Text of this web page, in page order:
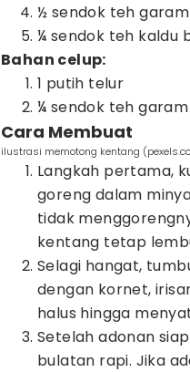
½ sendok teh
¼ sendok teh kaldu
Bahan celup:
1 putih telur
¼ sendok teh garam
Cara Membuat
ilustrasi memotong kentang
Langkah pertama,
goreng dalam
tidak
kentang tetap
Selagi hangat,
dengan kornet,
halus hingga
​Setelah adonan
bulatan rapi. Jika